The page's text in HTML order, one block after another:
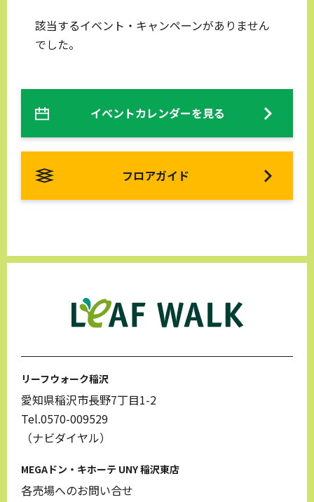
該当するイベント・キャンペーンがありません
でした。
イベントカレンダーを見る
フロアガイド
リーフウォーク稲沢
愛知県稲沢市長野7丁目1-2
Tel.0570-009529
（ナビダイヤル）
MEGAドン・キホーテ UNY 稲沢東店
各売場へのお問い合せ